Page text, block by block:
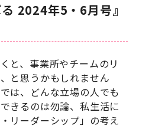
2024年5・6月号』
と、事業所やチームのリ
と思うかもしれません
は、どんな立場の人でも
きるのは勿論、私生活に
リーダーシップ」の考え